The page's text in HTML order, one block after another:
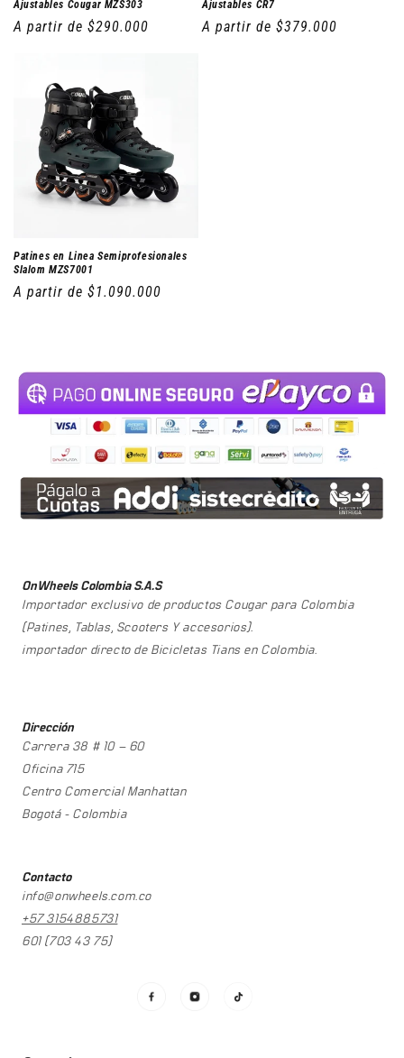
Ajustables Cougar MZS303
Precio
A partir de $290.000
Ajustables CR7
Precio
A partir de $379.000
Patines en Linea Semiprofesionales
Slalom MZS7001
Precio
A partir de $1.090.000
OnWheels Colombia S.A.S
Importador exclusivo de productos Cougar para Colombia
(Patines, Tablas, Scooters Y accesorios).
importador directo de Bicicletas Tians en Colombia.
Dirección
Carrera 38 # 10 – 60
Oficina 715
Centro Comercial Manhattan
Bogotá - Colombia
Contacto
info@onwheels.com.co
+57 3154885731
601 (703 43 75)